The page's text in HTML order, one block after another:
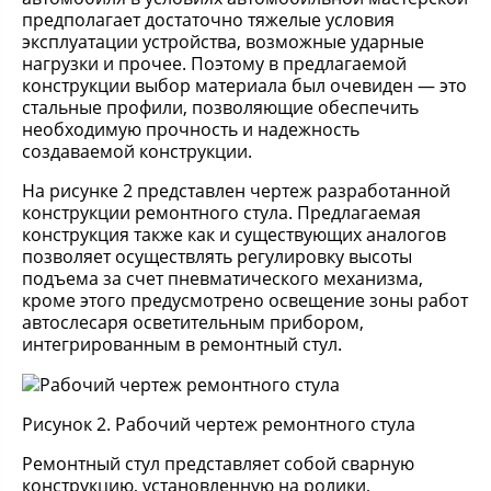
предполагает достаточно тяжелые условия
эксплуатации устройства, возможные ударные
нагрузки и прочее. Поэтому в предлагаемой
конструкции выбор материала был очевиден — это
стальные профили, позволяющие обеспечить
необходимую прочность и надежность
создаваемой конструкции.
На рисунке 2 представлен чертеж разработанной
конструкции ремонтного стула. Предлагаемая
конструкция также как и существующих аналогов
позволяет осуществлять регулировку высоты
подъема за счет пневматического механизма,
кроме этого предусмотрено освещение зоны работ
автослесаря осветительным прибором,
интегрированным в ремонтный стул.
Рисунок 2. Рабочий чертеж ремонтного стула
Ремонтный стул представляет собой сварную
конструкцию, установленную на ролики,